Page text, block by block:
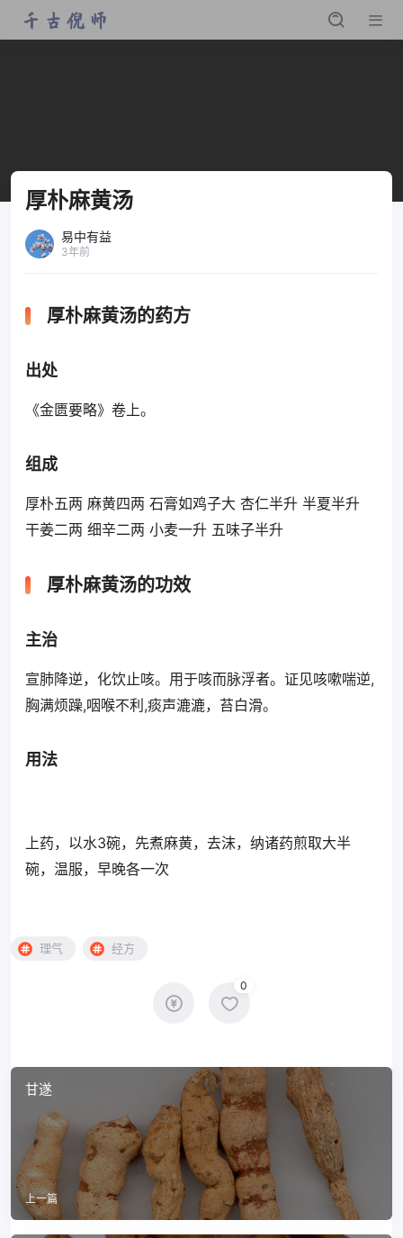
厚朴麻黄汤
易中有益
3年前
厚朴麻黄汤的药方
出处
《金匮要略》卷上。
组成
厚朴五两 麻黄四两 石膏如鸡子大 杏仁半升 半夏半升
干姜二两 细辛二两 小麦一升 五味子半升
厚朴麻黄汤的功效
主治
宣肺降逆，化饮止咳。用于咳而脉浮者。证见咳嗽喘逆,
胸满烦躁,咽喉不利,痰声漉漉，苔白滑。
用法
上药，以水3碗，先煮麻黄，去沫，纳诸药煎取大半
碗，温服，早晚各一次
理气 经方
0
甘遂
上一篇